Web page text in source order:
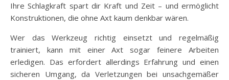
Ihre Schlagkraft spart dir Kraft und Zeit – und ermöglicht
Konstruktionen, die ohne Axt kaum denkbar wären.
Wer das Werkzeug richtig einsetzt und regelmäßig
trainiert, kann mit einer Axt sogar feinere Arbeiten
erledigen. Das erfordert allerdings Erfahrung und einen
sicheren Umgang, da Verletzungen bei unsachgemäßer